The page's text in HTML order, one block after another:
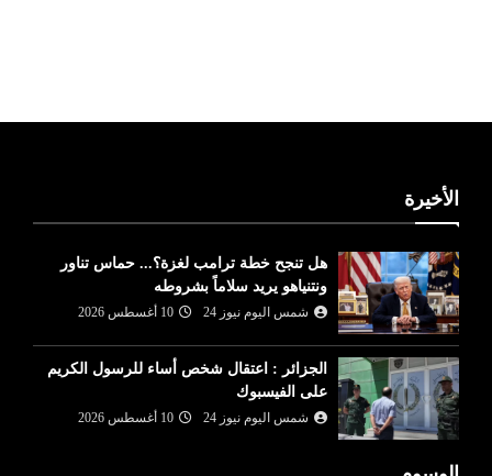
الأخيرة
هل تنجح خطة ترامب لغزة؟... حماس تناور
ونتنياهو يريد سلاماً بشروطه
شمس اليوم نيوز 24 10 أغسطس 2026
الجزائر : اعتقال شخص أساء للرسول الكريم
على الفيسبوك
شمس اليوم نيوز 24 10 أغسطس 2026